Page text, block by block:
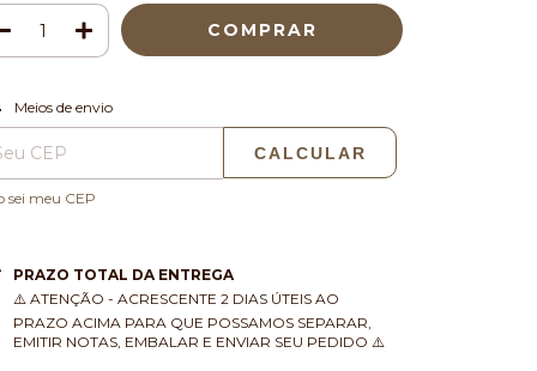
para o CEP:
Meios de envio
CALCULAR
sei meu CEP
PRAZO TOTAL DA ENTREGA
⚠️ ATENÇÃO - ACRESCENTE 2 DIAS ÚTEIS AO
PRAZO ACIMA PARA QUE POSSAMOS SEPARAR,
EMITIR NOTAS, EMBALAR E ENVIAR SEU PEDIDO ⚠️